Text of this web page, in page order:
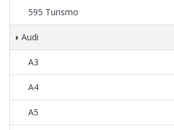
595 Turismo
Audi
A3
A4
A5